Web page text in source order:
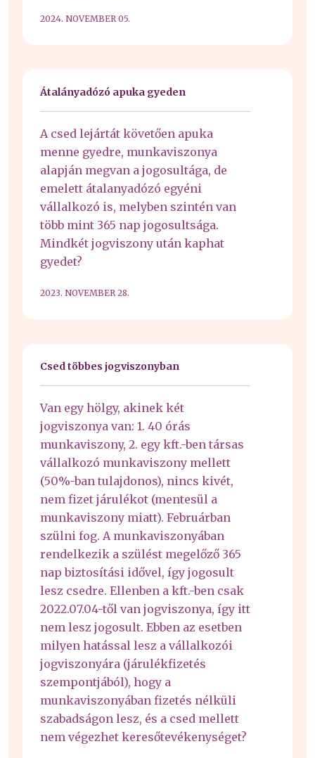
2024. NOVEMBER 05.
Átalányadózó apuka gyeden
A csed lejártát követően apuka
menne gyedre, munkaviszonya
alapján megvan a jogosultága, de
emelett átalanyadózó egyéni
vállalkozó is, melyben szintén van
több mint 365 nap jogosultsága.
Mindkét jogviszony után kaphat
gyedet?
2023. NOVEMBER 28.
Csed többes jogviszonyban
Van egy hölgy, akinek két
jogviszonya van: 1. 40 órás
munkaviszony, 2. egy kft.-ben társas
vállalkozó munkaviszony mellett
(50%-ban tulajdonos), nincs kivét,
nem fizet járulékot (mentesül a
munkaviszony miatt). Februárban
szülni fog. A munkaviszonyában
rendelkezik a szülést megelőző 365
nap biztosítási idővel, így jogosult
lesz csedre. Ellenben a kft.-ben csak
2022.07.04-től van jogviszonya, így itt
nem lesz jogosult. Ebben az esetben
milyen hatással lesz a vállalkozói
jogviszonyára (járulékfizetés
szempontjából), hogy a
munkaviszonyában fizetés nélküli
szabadságon lesz, és a csed mellett
nem végezhet keresőtevékenységet?